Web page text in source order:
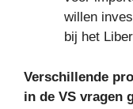
willen
bij het
Verschillende
in de VS vragen